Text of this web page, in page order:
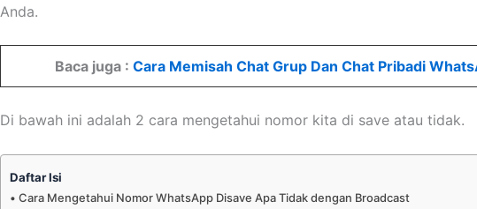
Anda.
Baca juga : Cara Memisah Chat Grup Dan Chat Pribadi
Di bawah ini adalah 2 cara mengetahui nomor kita di save atau tidak.
Daftar Isi
Cara Mengetahui Nomor WhatsApp Disave Apa Tidak dengan Broadcast